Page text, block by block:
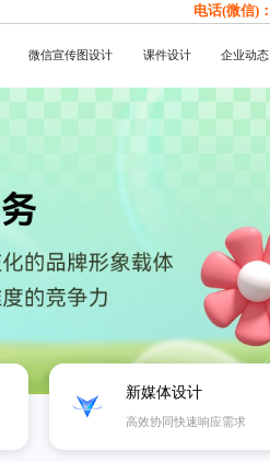
电话(微信)：
微信宣传图设计 课件设计 企业动态
新媒体设计
高效协同快速响应需求